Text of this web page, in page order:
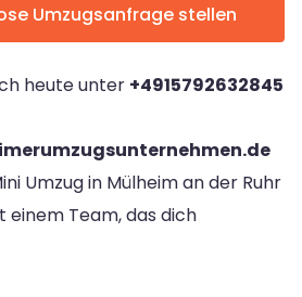
Umzugsanfrage stellen
heute unter +4915792632845
Umzug in Mülheim an der Ruhr
Team, das dich